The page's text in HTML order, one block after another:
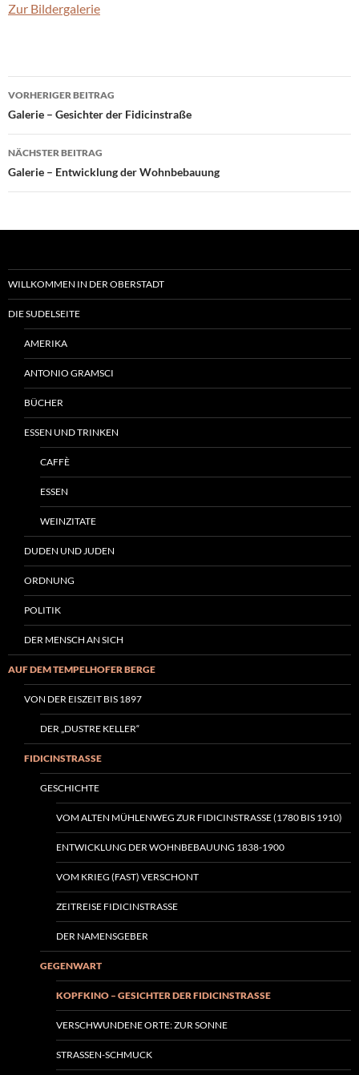
Zur Bildergalerie
Beitragsnavigation
VORHERIGER BEITRAG
Galerie – Gesichter der Fidicinstraße
NÄCHSTER BEITRAG
Galerie – Entwicklung der Wohnbebauung
WILLKOMMEN IN DER OBERSTADT
DIE SUDELSEITE
AMERIKA
ANTONIO GRAMSCI
BÜCHER
ESSEN UND TRINKEN
CAFFÈ
ESSEN
WEINZITATE
DUDEN UND JUDEN
ORDNUNG
POLITIK
DER MENSCH AN SICH
AUF DEM TEMPELHOFER BERGE
VON DER EISZEIT BIS 1897
DER „DUSTRE KELLER“
FIDICINSTRASSE
GESCHICHTE
VOM ALTEN MÜHLENWEG ZUR FIDICINSTRASSE (1780 BIS 1910)
ENTWICKLUNG DER WOHNBEBAUUNG 1838-1900
VOM KRIEG (FAST) VERSCHONT
ZEITREISE FIDICINSTRASSE
DER NAMENSGEBER
GEGENWART
KOPFKINO – GESICHTER DER FIDICINSTRASSE
VERSCHWUNDENE ORTE: ZUR SONNE
STRASSEN-SCHMUCK